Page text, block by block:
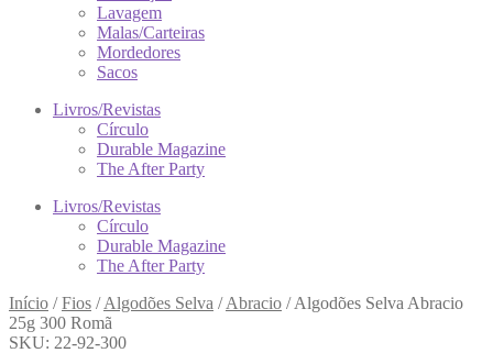
Lavagem
Malas/Carteiras
Mordedores
Sacos
Livros/Revistas
Círculo
Durable Magazine
The After Party
Livros/Revistas
Círculo
Durable Magazine
The After Party
Início /Fios /Algodões Selva /Abracio /Algodões Selva Abracio
25g 300 Romã
SKU: 22-92-300